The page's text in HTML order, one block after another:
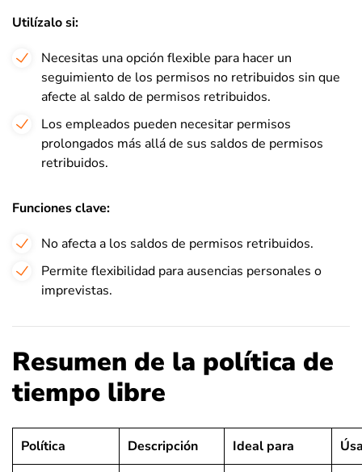
Utilízalo si:
Necesitas una opción flexible para hacer un
seguimiento de los permisos no retribuidos sin que
afecte al saldo de permisos retribuidos.
Los empleados pueden necesitar permisos
prolongados más allá de sus saldos de permisos
retribuidos.
Funciones clave:
No afecta a los saldos de permisos retribuidos.
Permite flexibilidad para ausencias personales o
imprevistas.
Resumen de la política de
tiempo libre
Política Descripción Ideal para